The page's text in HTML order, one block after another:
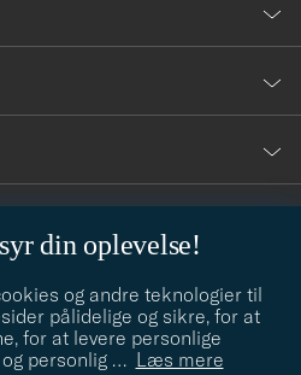
din oplevelse!
og andre teknologier til
pålidelige og sikre, for at
for at levere personlige
personlig … Læs mere
stil? Lad os hjælpe dig, vi hjælper